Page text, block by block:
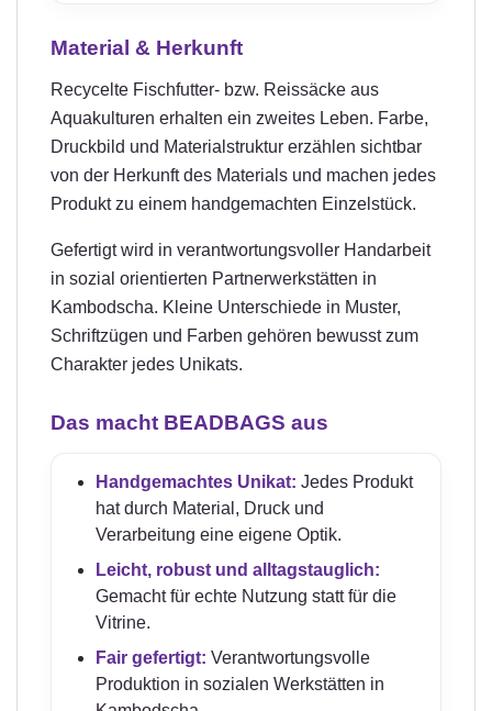
Material & Herkunft
Recycelte Fischfutter- bzw. Reissäcke aus
Aquakulturen erhalten ein zweites Leben. Farbe,
Druckbild und Materialstruktur erzählen sichtbar
von der Herkunft des Materials und machen jedes
Produkt zu einem handgemachten Einzelstück.
Gefertigt wird in verantwortungsvoller Handarbeit
in sozial orientierten Partnerwerkstätten in
Kambodscha. Kleine Unterschiede in Muster,
Schriftzügen und Farben gehören bewusst zum
Charakter jedes Unikats.
Das macht BEADBAGS aus
Handgemachtes Unikat: Jedes Produkt
hat durch Material, Druck und
Verarbeitung eine eigene Optik.
Leicht, robust und alltagstauglich:
Gemacht für echte Nutzung statt für die
Vitrine.
Fair gefertigt: Verantwortungsvolle
Produktion in sozialen Werkstätten in